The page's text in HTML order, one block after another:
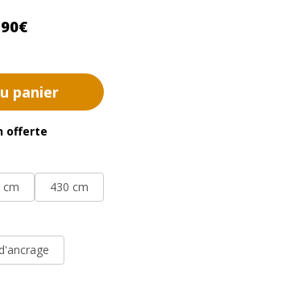
90€189,90 €
panier
offerte
cm 430 cm